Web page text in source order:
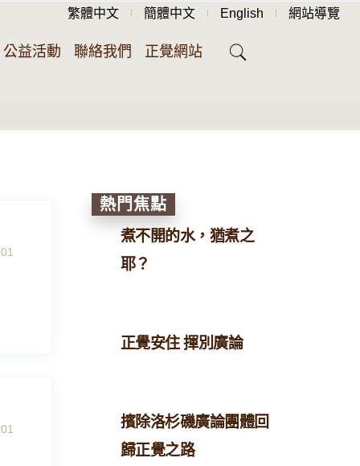
繁體中文 簡體中文 English 網站導覽
公益活動 聯絡我們 正覺網站
熱門焦點
煮不開的水，猶煮之
耶？
正覺安住 揮別廣論
擯除洛杉磯廣論團體回
歸正覺之路